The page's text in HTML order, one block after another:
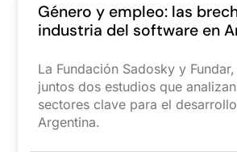
Género y empleo: las
industria del software en
La Fundación Sadosky y
juntos dos estudios que
sectores clave para el
Argentina.